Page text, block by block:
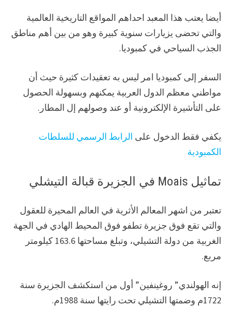
أيضا يعتب هذا المعبد احداهم المواقع التاريخية العالمية
والتي تحضى يزيارات سنوية كبيرة وهو من بين أهم مناطق
الجذب السياحي في كمبوديا.
السفر إلى كمبوديا امر ليس به تعقيدات كثيرة حيث أن
مواطني معظم الدول العربية يمكنهم وبسهولة الحصول
على التأشيرة الإلكترونية أو عند وصولهم إل المطار.
يكفي فقط الدخول على الرابط الرسمي للسلطات
الكمبودية
تماثيل Moais في الجزيرة قبالة التيشلي
تعتبر من اشهر المعالم الأثرية في العالم المحيرة للعقول
والتي تقع فوق جزيرة تطفو فوق المحيط الهادي في الجهة
الغربية من دولة التشيلي، وتبلغ مساحتها 163.6 كيلومتر
مربع.
إنه الهولندي” روغينفين” أول من استكشف الجزيرة سنة
1722م وضمتها التشيلي تحت رايتها سنة 1988م.